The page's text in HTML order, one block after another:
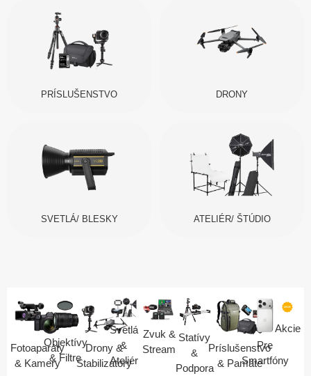
PRÍSLUŠENSTVO DRONY
SVETLÁ/ BLESKY ATELIÉR/ ŠTÚDIO
Fotoaparáty
& Kamery
Objektívy
& Filtre
Drony &
Stabilizátory
Svetlá
&
Ateliér
Zvuk &
Stream
Statívy
&
Podpora
Príslušenstvo
& Pamäte
Pre
Smartfóny
Akcie